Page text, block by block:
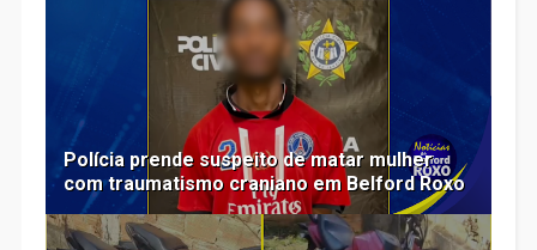
Polícia prende suspeito de matar mulher
com traumatismo craniano em Belford Roxo